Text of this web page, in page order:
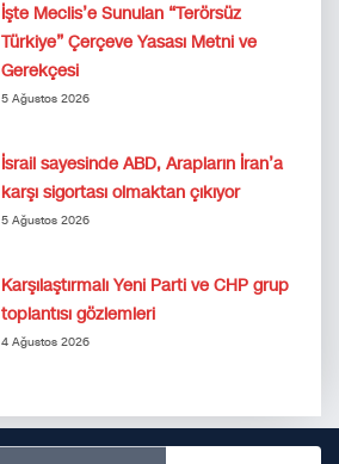
İşte Meclis’e Sunulan “Terörsüz
Türkiye” Çerçeve Yasası Metni ve
Gerekçesi
5 Ağustos 2026
İsrail sayesinde ABD, Arapların İran’a
karşı sigortası olmaktan çıkıyor
5 Ağustos 2026
Karşılaştırmalı Yeni Parti ve CHP grup
toplantısı gözlemleri
4 Ağustos 2026